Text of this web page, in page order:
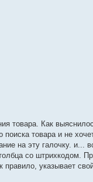
товара. Как
товара и не
на эту галочку. и...
со штрихкодом.
указывает